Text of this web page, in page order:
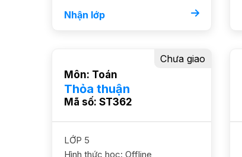
Nhận lớp
Môn: Toán
Thỏa thuận
Mã số: ST362
Chưa giao
LỚP 5
Hình thức học: Offline